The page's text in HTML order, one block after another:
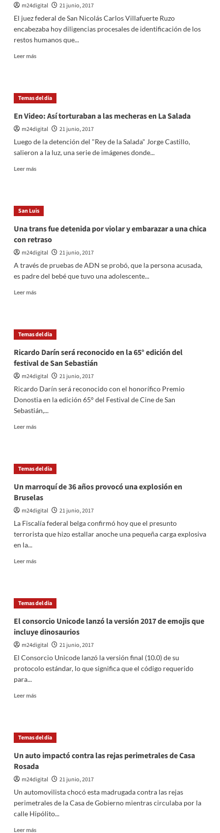
de
tablets
m24digital
21 junio, 2017
El juez federal de San Nicolás Carlos Villafuerte Ruzo
encabezaba hoy diligencias procesales de identificación de los
restos humanos que...
Leer másLeer
los
restos
Carlitos
Menem
para
si
fueron
Temas del dia
En Video: Así torturaban a las mecheras en La Salada
m24digital
21 junio, 2017
Luego de la detención del "Rey de la Salada" Jorge Castillo,
salieron a la luz, una serie de imágenes donde...
Leer másLeer
Video:
Así
a
las
mecheras
La
Salada
San Luis
Una trans fue detenida por violar y embarazar a una chica
con retraso
m24digital
21 junio, 2017
A través de pruebas de ADN se probó, que la persona acusada,
es padre del bebé que tuvo una adolescente...
Leer másLeer
trans
fue
por
violar
y
a
una
chica
retraso
Temas del dia
Ricardo Darín será reconocido en la 65° edición del
festival de San Sebastián
m24digital
21 junio, 2017
Ricardo Darín será reconocido con el honorífico Premio
Donostia en la edición 65° del Festival de Cine de San
Sebastián,...
Leer másLeer
Darín
será
en
la
65°
del
festival
Sebastián
Temas del dia
Un marroquí de 36 años provocó una explosión en
Bruselas
m24digital
21 junio, 2017
La Fiscalía federal belga confirmó hoy que el presunto
terrorista que hizo estallar anoche una pequeña carga explosiva
en la...
Leer másLeer
marroquí
de
años
provocó
una
en
Bruselas
Temas del dia
El consorcio Unicode lanzó la versión 2017 de emojis que
incluye dinosaurios
m24digital
21 junio, 2017
El Consorcio Unicode lanzó la versión final (10.0) de su
protocolo estándar, lo que significa que el código requerido
para...
Leer másLeer
consorcio
Unicode
la
versión
2017
emojis
que
incluye
Temas del dia
Un auto impactó contra las rejas perimetrales de Casa
Rosada
m24digital
21 junio, 2017
Un automovilista chocó esta madrugada contra las rejas
perimetrales de la Casa de Gobierno mientras circulaba por la
calle Hipólito...
Leer másLeer